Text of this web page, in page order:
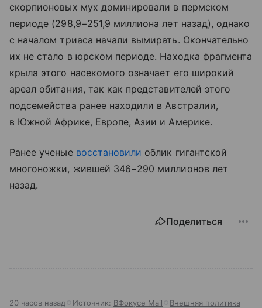
скорпионовых мух доминировали в пермском
периоде (298,9−251,9 миллиона лет назад), однако
с началом триаса начали вымирать. Окончательно
их не стало в юрском периоде. Находка фрагмента
крыла этого насекомого означает его широкий
ареал обитания, так как представителей этого
подсемейства ранее находили в Австралии,
в Южной Африке, Европе, Азии и Америке.
Ранее ученые восстановили облик гигантской
многоножки, жившей 346−290 миллионов лет
назад.
Поделиться
20 часов назад Источник: ВФокусе Mail Внешняя политика